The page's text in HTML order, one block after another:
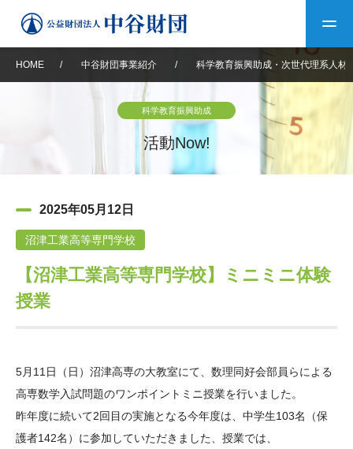
中谷財団について
設立趣意書
沿革 40年史デジタルブック
役員・評議員 公開情報
年報一覧 中谷財団レポート
中谷財団事業紹介
神戸賞 長期大型研究助成
大学院生奨学金
国際学生交流プログラ
ム
科学教育振興助成・
中谷財団動画紹介
その他情報
アクセス よくあるご質問
サイトマップ 中谷財団アーカイブ
日本語 English マイページ
HOME / 中谷財団事業紹介 / 科学教育振興助成・次世代理系人材
科学教育振興助成
活動Now!
2025年05月12日
沼津工業高等専門学校
【沼津工業高等専門学校】ミニミニ体験
授業
5月11日（日）沼津高専の大教室にて、数理同好会部員らによる
高専数学入試問題のワンポイントミニ授業を行いました。
昨年度に続いて2回目の実施となる今年度は、中学生103名（保
護者142名）に参加していただきました、授業では、